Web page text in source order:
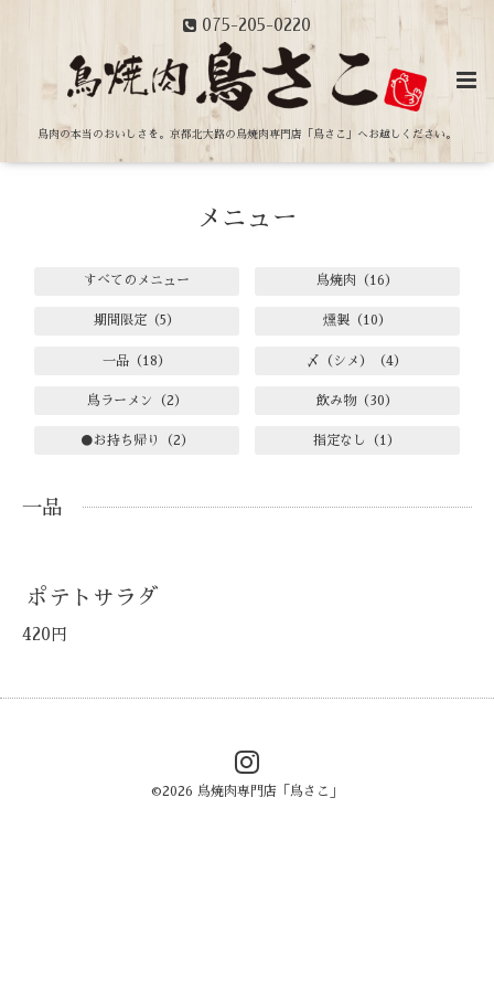
075-205-0220
鳥肉の本当のおいしさを。 京都北大路の鳥焼肉専門店「鳥さこ」へお越しください。
メニュー
すべてのメニュー 鳥焼肉（16）
期間限定（5） 燻製（10）
一品（18） 〆（シメ）（4）
鳥ラーメン（2） 飲み物（30）
●お持ち帰り（2） 指定なし（1）
一品
ポテトサラダ
420円
©2026 鳥焼肉専門店「鳥さこ」